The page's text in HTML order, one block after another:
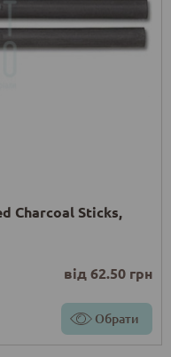
Charcoal Sticks,
від 62.50 грн
Обрати